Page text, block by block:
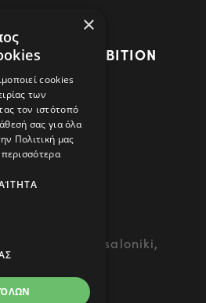
- EXHIBITION
54646 Thessaloniki,
×
cookies
των
τον ιστότοπό
σας για όλα
Πολιτική μας